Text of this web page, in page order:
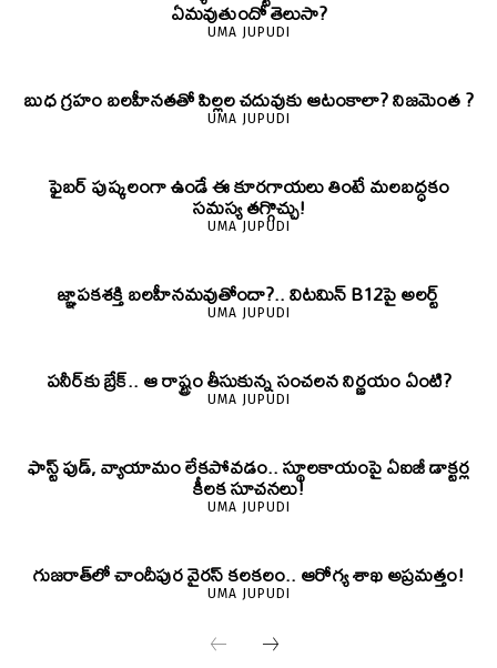
ఏమవుతుందో తెలుసా?
UMA JUPUDI
బుధ గ్రహం బలహీనతతో పిల్లల చదువుకు ఆటంకాలా? నిజమెంత ?
UMA JUPUDI
ఫైబర్‌ పుష్కలంగా ఉండే ఈ కూరగాయలు తింటే మలబద్ధకం
సమస్య తగ్గొచ్చు!
UMA JUPUDI
జ్ఞాపకశక్తి బలహీనమవుతోందా?.. విటమిన్ B12పై అలర్ట్
UMA JUPUDI
పనీర్‌కు బ్రేక్.. ఆ రాష్ట్రం తీసుకున్న సంచలన నిర్ణయం ఏంటి?
UMA JUPUDI
ఫాస్ట్ ఫుడ్, వ్యాయామం లేకపోవడం.. స్థూలకాయంపై ఏఐజీ డాక్టర్ల
కీలక సూచనలు!
UMA JUPUDI
గుజరాత్‌లో చాందీపుర వైరస్ కలకలం.. ఆరోగ్య శాఖ అప్రమత్తం!
UMA JUPUDI